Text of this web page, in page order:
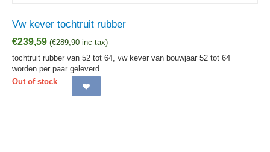
Vw kever tochtruit rubber
€239,59 (€289,90 inc tax)
tochtruit rubber van 52 tot 64, vw kever van bouwjaar 52 tot 64
worden per paar geleverd.
Out of stock